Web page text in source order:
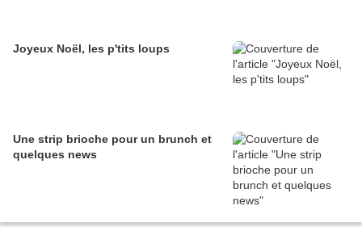
Joyeux Noël, les p'tits loups
Une strip brioche pour un brunch et
quelques news